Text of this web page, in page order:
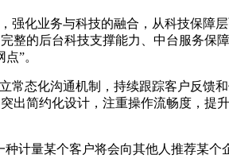
化业务与科技的融合，从科技保障
的后台科技支撑能力、中台服务保
”。
常态化沟通机制，持续跟踪客户反馈
简约化设计，注重操作流畅度，提
种计量某个客户将会向其他人推荐某